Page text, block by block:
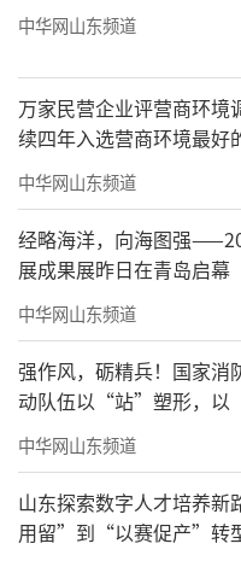
税务机关认定
公司属于“走逃（
足3人。公司对公银
营所应该发生的房
合正常公司经营形式。
税务机关最终
应的费用支出、不
务宣传服务、市场
营常规，是在没有
他人开具与实际经
通发票，违反了《
属于虚开发票行为。
公开信息显示
中华网山东频道
万家民营企业评营商环
续四年入选营商环境最好
中华网山东频道
经略海洋，向海图强
展成果展昨日在青岛启幕
中华网山东频道
强作风，砺精兵！国家消
动队伍以“站”塑形，
中华网山东频道
山东探索数字人才培养
用留”到“以赛促产”转